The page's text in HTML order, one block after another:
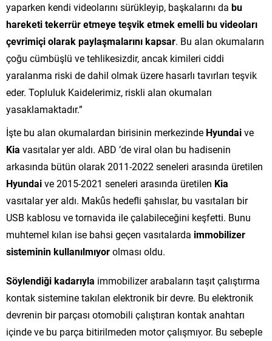
yaparken kendi videolarını sürükleyip, başkalarını da bu
hareketi tekerrür etmeye teşvik etmek emelli bu videoları
çevrimiçi olarak paylaşmalarını kapsar. Bu alan okumaların
çoğu cümbüşlü ve tehlikesizdir, ancak kimileri ciddi
yaralanma riski de dahil olmak üzere hasarlı tavırları teşvik
eder. Topluluk Kaidelerimiz, riskli alan okumaları
yasaklamaktadır.”
İşte bu alan okumalardan birisinin merkezinde Hyundaive
Kia vasıtalar yer aldı. ABD ’de viral olan bu hadisenin
arkasında bütün olarak 2011-2022 seneleri arasında üretilen
Hyundaive 2015-2021 seneleri arasında üretilen Kia
vasıtalar yer aldı. Makûs hedefli şahıslar, bu vasıtaları bir
USB kablosu ve tornavida ile çalabileceğini keşfetti. Bunu
muhtemel kılan ise bahsi geçen vasıtalarda immobilizer
sisteminin kullanılmıyorolması oldu.
Söylendiği kadarıyla immobilizer arabaların taşıt çalıştırma
kontak sistemine takılan elektronik bir devre. Bu elektronik
devrenin bir parçası otomobili çalıştıran kontak anahtarı
içinde ve bu parça bitirilmeden motor çalışmıyor. Bu sebeple